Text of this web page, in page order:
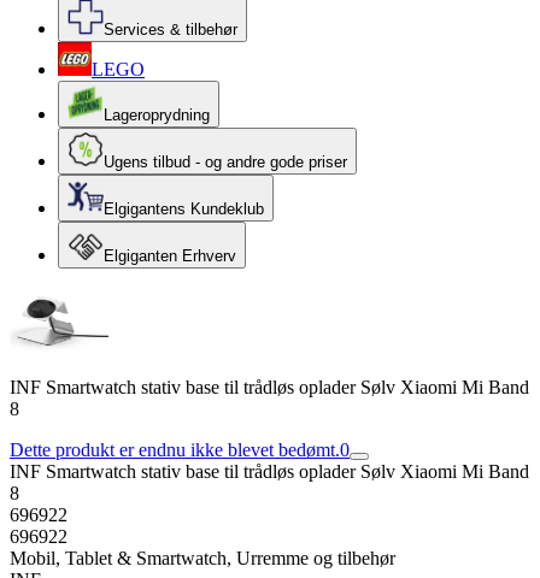
Services & tilbehør
LEGO
Lageroprydning
Ugens tilbud - og andre gode priser
Elgigantens Kundeklub
Elgiganten Erhverv
INF Smartwatch stativ base til trådløs oplader Sølv Xiaomi Mi Band
8
Dette produkt er endnu ikke blevet bedømt.0
INF Smartwatch stativ base til trådløs oplader Sølv Xiaomi Mi Band
8
696922
696922
Mobil, Tablet & Smartwatch, Urremme og tilbehør